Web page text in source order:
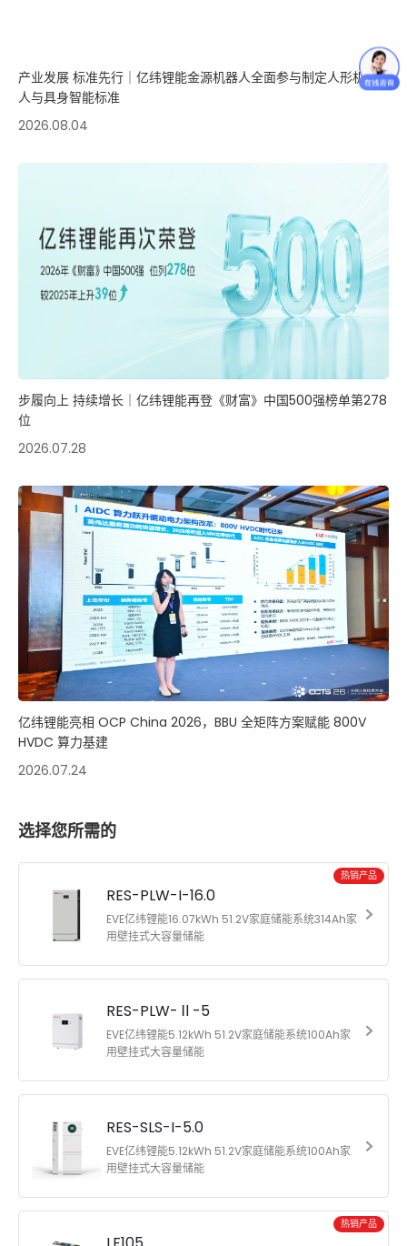
产业发展 标准先行｜亿纬锂能金源机器人全面参与制定人形机器
人与具身智能标准
2026.08.04
步履向上 持续增长｜亿纬锂能再登《财富》中国500强榜单第278
位
2026.07.28
亿纬锂能亮相 OCP China 2026，BBU 全矩阵方案赋能 800V
HVDC 算力基建
2026.07.24
选择您所需的
RES-PLW-I-16.0
EVE亿纬锂能16.07kWh 51.2V家庭储能系统314Ah家
用壁挂式大容量储能
热销产品
RES-PLW-Ⅱ-5
EVE亿纬锂能5.12kWh 51.2V家庭储能系统100Ah家
用壁挂式大容量储能
RES-SLS-I-5.0
EVE亿纬锂能5.12kWh 51.2V家庭储能系统100Ah家
用壁挂式大容量储能
热销产品